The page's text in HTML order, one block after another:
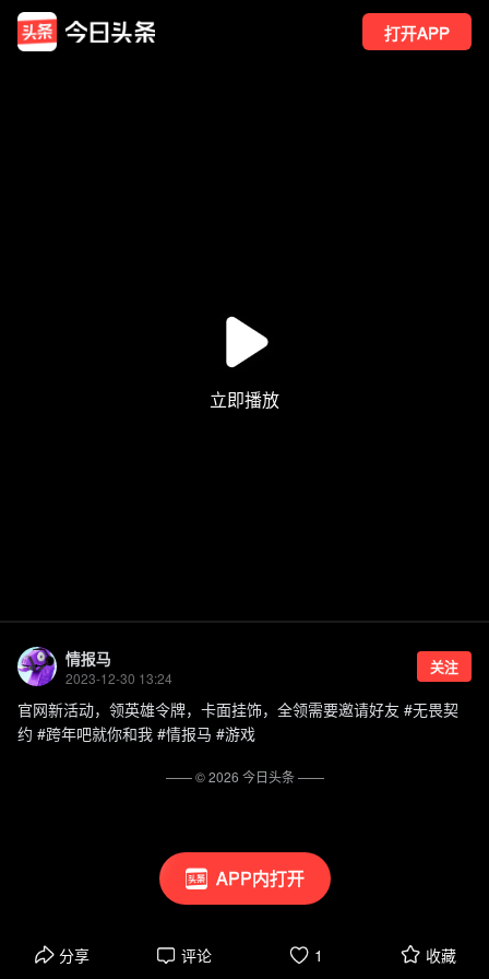
打开APP
APP内打开
情报马
2023-12-30 13:24
关注
官网新活动，领英雄令牌，卡面挂饰，全领需要邀请好友 #无畏契
约 #跨年吧就你和我 #情报马 #游戏
分享 评论 1 收藏
—— ©2026 今日头条——